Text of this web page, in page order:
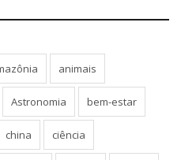
animais
Astronomia bem-estar
china ciência